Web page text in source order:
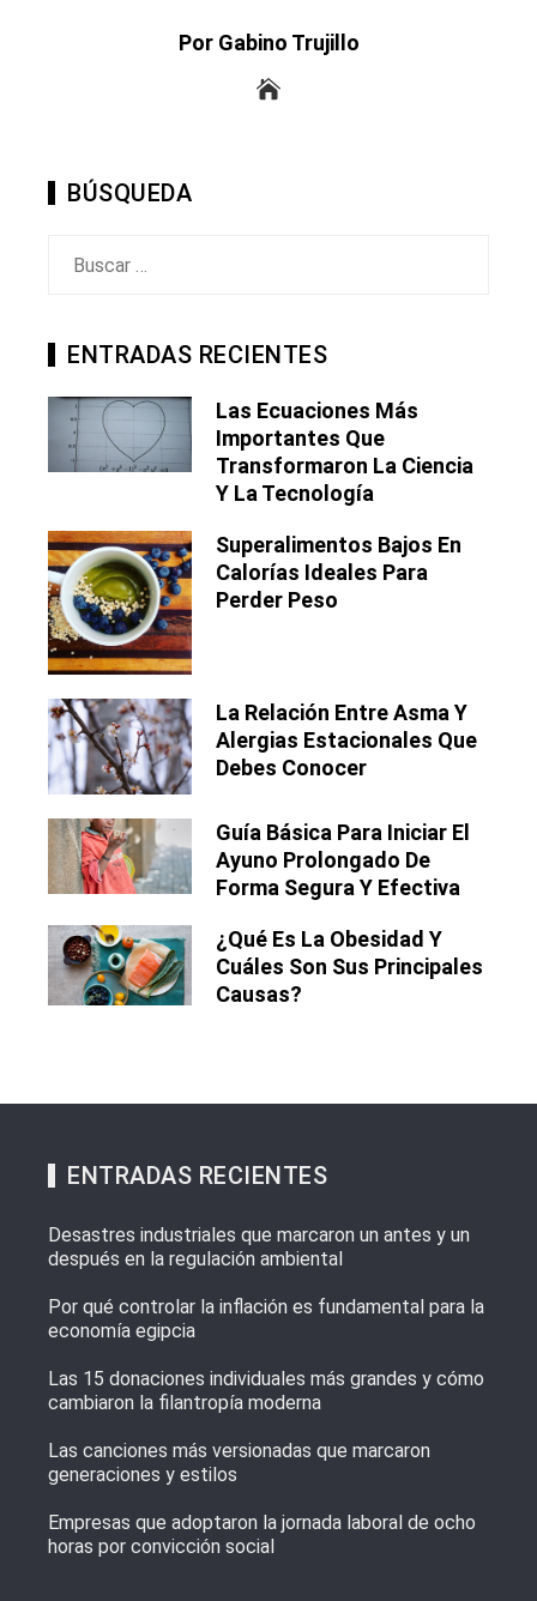
Por Gabino Trujillo
BÚSQUEDA
ENTRADAS RECIENTES
Las Ecuaciones Más
Importantes Que
Transformaron La Ciencia
Y La Tecnología
Superalimentos Bajos En
Calorías Ideales Para
Perder Peso
La Relación Entre Asma Y
Alergias Estacionales Que
Debes Conocer
Guía Básica Para Iniciar El
Ayuno Prolongado De
Forma Segura Y Efectiva
¿Qué Es La Obesidad Y
Cuáles Son Sus Principales
Causas?
ENTRADAS RECIENTES
Desastres industriales que marcaron un antes y un
después en la regulación ambiental
Por qué controlar la inflación es fundamental para la
economía egipcia
Las 15 donaciones individuales más grandes y cómo
cambiaron la filantropía moderna
Las canciones más versionadas que marcaron
generaciones y estilos
Empresas que adoptaron la jornada laboral de ocho
horas por convicción social